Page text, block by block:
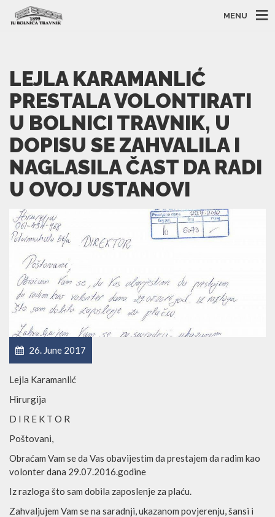
MENU
LEJLA KARAMANLIĆ
PRESTALA VOLONTIRATI
U BOLNICI TRAVNIK, U
DOPISU SE ZAHVALILA I
NAGLASILA ČAST DA RADI
U OVOJ USTANOVI
26. June 2017
Lejla Karamanlić
Hirurgija
D I R E K T O R
Poštovani,
Obraćam Vam se da Vas obavijestim da prestajem da radim kao
volonter dana 29.07.2016.godine
Iz razloga što sam dobila zaposlenje za plaću.
Zahvaljujem Vam se na saradnji, ukazanom povjerenju, šansi i